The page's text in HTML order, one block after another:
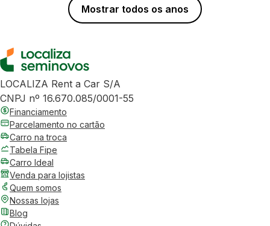
Mostrar todos os anos
LOCALIZA Rent a Car S/A
CNPJ nº 16.670.085/0001-55
Financiamento
Parcelamento no cartão
Carro na troca
Tabela Fipe
Carro Ideal
Venda para lojistas
Quem somos
Nossas lojas
Blog